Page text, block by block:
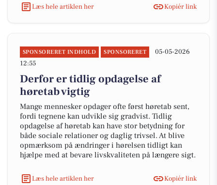
Læs hele artiklen her Kopiér link
SPONSORERET INDHOLD SPONSORERET
05-05-2026
12:55
Derfor er tidlig opdagelse af
høretab vigtig
Mange mennesker opdager ofte først høretab sent,
fordi tegnene kan udvikle sig gradvist. Tidlig
opdagelse af høretab kan have stor betydning for
både sociale relationer og daglig trivsel. At blive
opmærksom på ændringer i hørelsen tidligt kan
hjælpe med at bevare livskvaliteten på længere sigt.
Læs hele artiklen her Kopiér link